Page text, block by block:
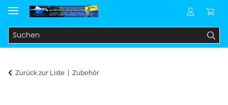
Zurück zur Liste Zubehör